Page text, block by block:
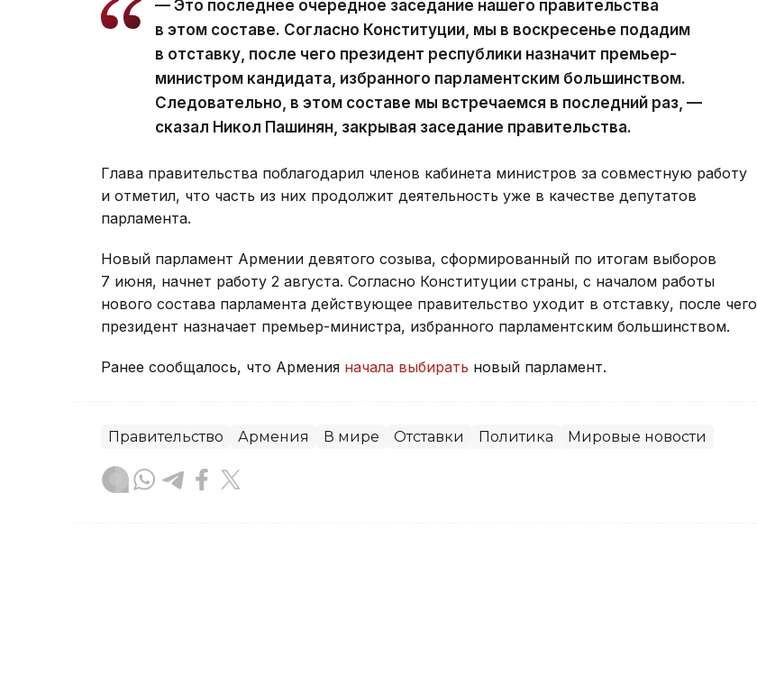
— Это последнее очередное заседание нашего правительства
в этом составе. Согласно Конституции, мы в воскресенье подадим
в отставку, после чего президент республики назначит премьер-
министром кандидата, избранного парламентским большинством.
Следовательно, в этом составе мы встречаемся в последний раз, —
сказал Никол Пашинян, закрывая заседание правительства.
Глава правительства поблагодарил членов кабинета министров за совместную работу
и отметил, что часть из них продолжит деятельность уже в качестве депутатов
парламента.
Новый парламент Армении девятого созыва, сформированный по итогам выборов
7 июня, начнет работу 2 августа. Согласно Конституции страны, с началом работы
нового состава парламента действующее правительство уходит в отставку, после чего
президент назначает премьер-министра, избранного парламентским большинством.
Ранее сообщалось, что Армения начала выбирать новый парламент.
Правительство Армения В мире Отставки Политика Мировые новости